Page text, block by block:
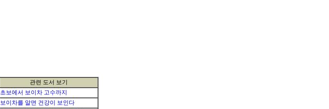
관련 도서 보기
초보에서 보이차 고수까지
보이차를 알면 건강이 보인다